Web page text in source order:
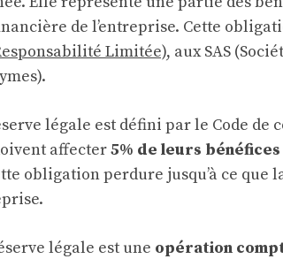
de l’entreprise. Cette
Limitée), aux SAS
légale est défini par le Code de
affecter5% de leurs bénéfices
obligation perdure jusqu’à ce que
légale est une opération